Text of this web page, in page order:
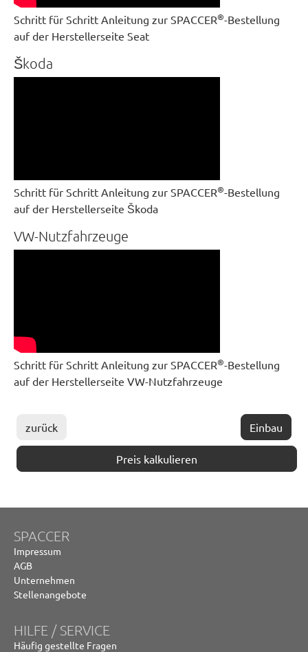
Schritt für Schritt Anleitung zur SPACCER®-Bestellung
auf der Herstellerseite Seat
Škoda
Schritt für Schritt Anleitung zur SPACCER®-Bestellung
auf der Herstellerseite Škoda
VW-Nutzfahrzeuge
Schritt für Schritt Anleitung zur SPACCER®-Bestellung
auf der Herstellerseite VW-Nutzfahrzeuge
zurück Einbau
Preis kalkulieren
SPACCER
Impressum
AGB
Unternehmen
Stellenangebote
HILFE / SERVICE
Häufig gestellte Fragen